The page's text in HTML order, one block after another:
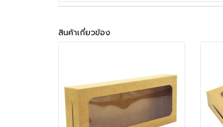
สินค้าเกี่ยวข้อง